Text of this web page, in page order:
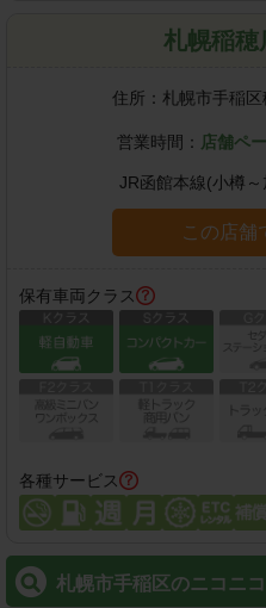
札幌稲穂
住所： 札幌市手稲
営業時間： 店舗ペ
JR函館本線(小樽～
この店舗
保有車両クラス
各種サービス
札幌市手稲区のニコニ